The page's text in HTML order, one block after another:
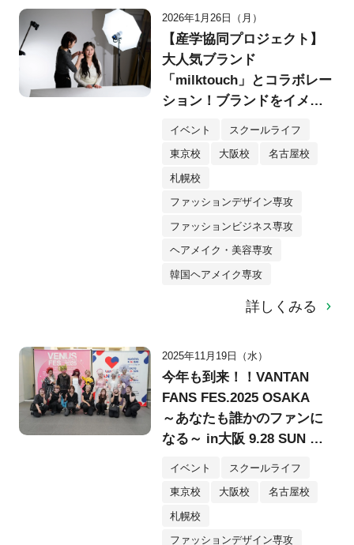
2026年1月26日（月）
【産学協同プロジェクト】
大人気ブランド
「milktouch」とコラボレー
ション！ブランドをイメー
イベント スクールライフ
東京校 大阪校 名古屋校
札幌校
ファッションデザイン専攻
ファッションビジネス専攻
ヘアメイク・美容専攻
韓国ヘアメイク専攻
詳しくみる
2025年11月19日（水）
今年も到来！！VANTAN
FANS FES.2025 OSAKA
～あなたも誰かのファンに
なる～ in大阪 9.28 SUN @
イベント スクールライフ
東京校 大阪校 名古屋校
札幌校
ファッションデザイン専攻